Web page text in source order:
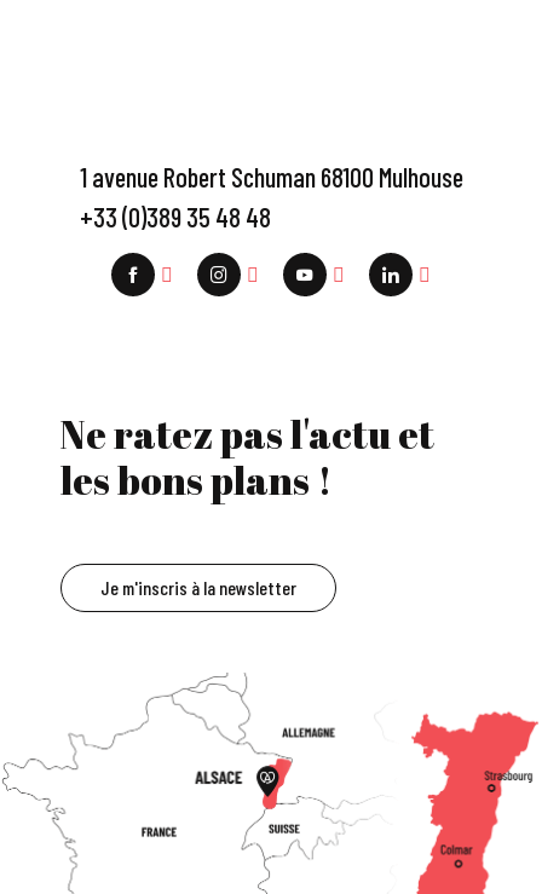
1 avenue Robert Schuman 68100 Mulhouse
+33 (0)389 35 48 48
Ne ratez pas l'actu et
les bons plans !
Je m'inscris à la newsletter